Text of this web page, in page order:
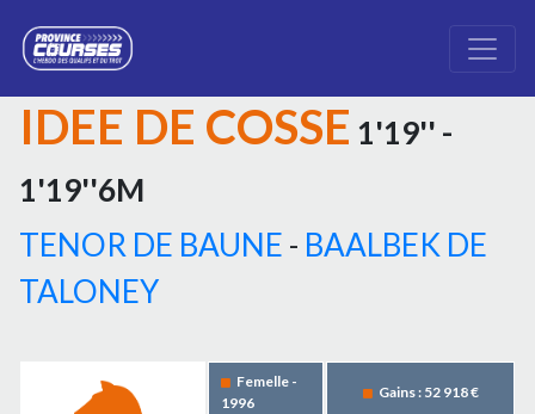
IDEE DE COSSE 1'19'' -
1'19''6M
TENOR DE BAUNE - BAALBEK DE
TALONEY
Femelle -
1996
Gains : 52 918 €